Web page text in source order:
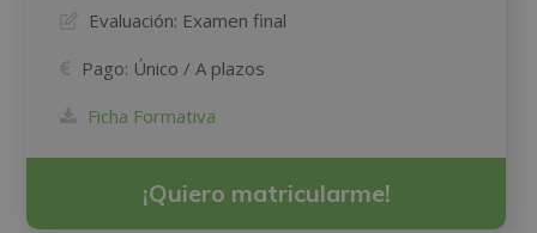
Evaluación: Examen final
Pago: Único / A plazos
Ficha Formativa
¡Quiero matricularme!